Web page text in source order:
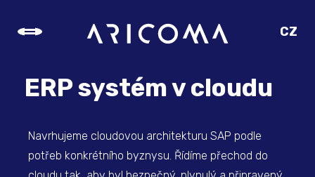
CZ
ERP systém v cloudu
Navrhujeme cloudovou architekturu SAP podle
potřeb konkrétního byznysu. Řídíme přechod do